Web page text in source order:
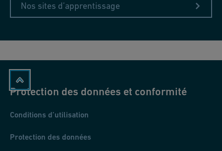
Nos sites d’apprentissage
Protection des données et conformité
Conditions d’utilisation
Protection des données